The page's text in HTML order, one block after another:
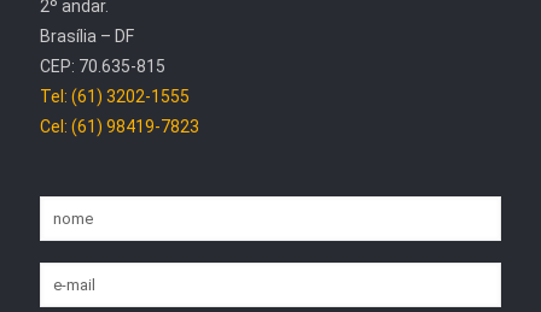
2º andar.
Brasília – DF
CEP: 70.635-815
Tel: (61) 3202-1555
Cel: (61) 98419-7823